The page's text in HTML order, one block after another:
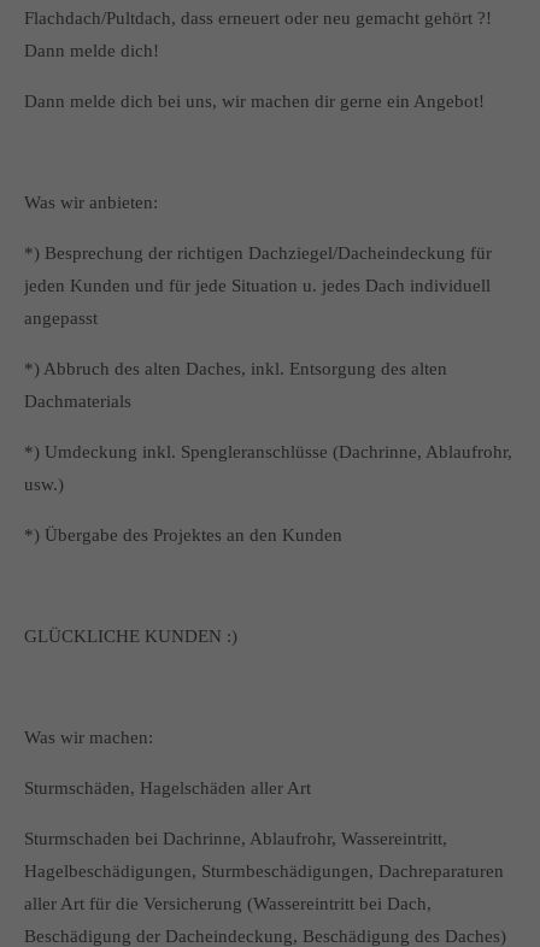
Flachdach/Pultdach, dass erneuert oder neu gemacht gehört ?!
Dann melde dich!
Dann melde dich bei uns, wir machen dir gerne ein Angebot!
Was wir anbieten:
*) Besprechung der richtigen Dachziegel/Dacheindeckung für
jeden Kunden und für jede Situation u. jedes Dach individuell
angepasst
*) Abbruch des alten Daches, inkl. Entsorgung des alten
Dachmaterials
*) Umdeckung inkl. Spengleranschlüsse (Dachrinne, Ablaufrohr,
usw.)
*) Übergabe des Projektes an den Kunden
GLÜCKLICHE KUNDEN :)
Was wir machen:
Sturmschäden, Hagelschäden aller Art
Sturmschaden bei Dachrinne, Ablaufrohr, Wassereintritt,
Hagelbeschädigungen, Sturmbeschädigungen, Dachreparaturen
aller Art für die Versicherung (Wassereintritt bei Dach,
Beschädigung der Dacheindeckung, Beschädigung des Daches)